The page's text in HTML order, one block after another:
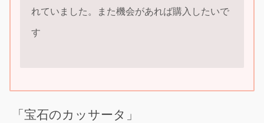
れていました。また機会があれば購入したいで
す
「宝石のカッサータ」